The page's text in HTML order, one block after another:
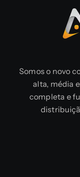
Somos o novo
alta, média
completa e